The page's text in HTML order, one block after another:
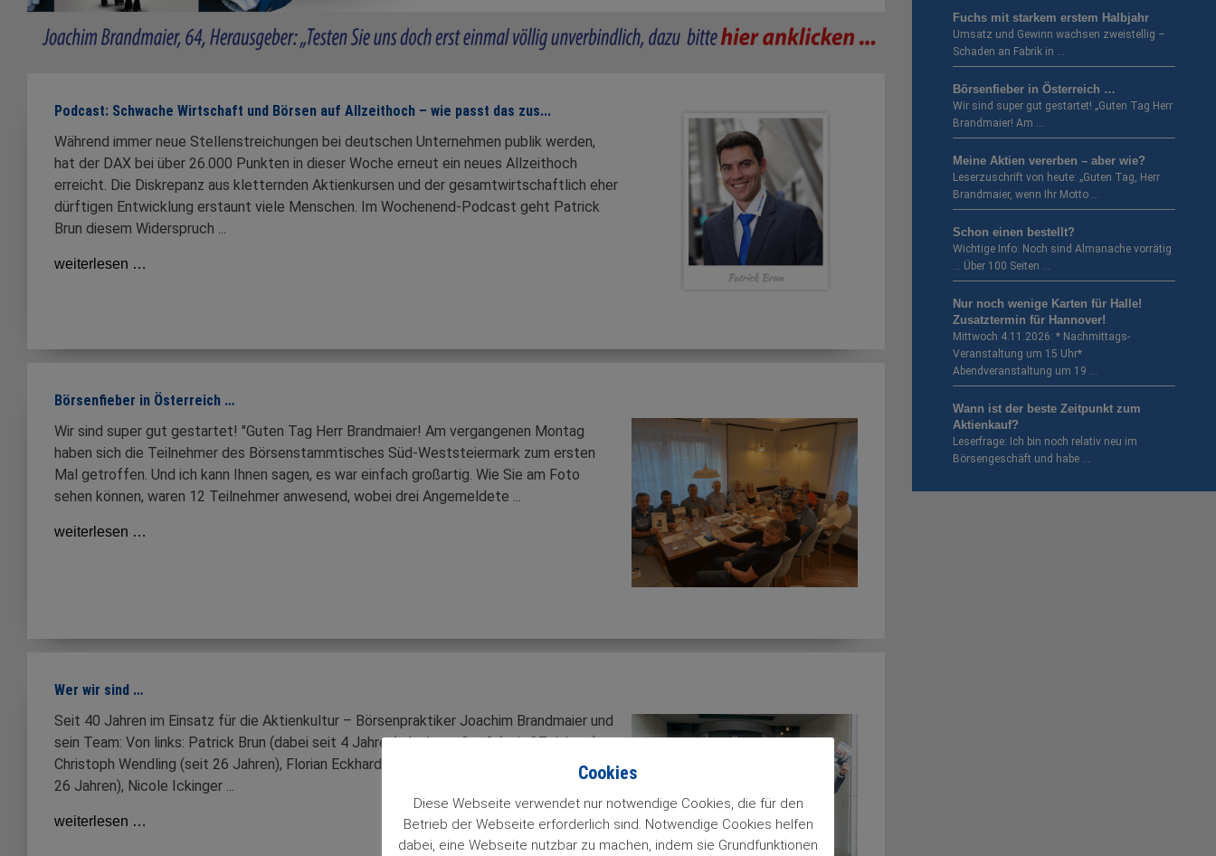
Podcast: Schwache Wirtschaft und Börsen auf Allzeithoch – wie passt das zus...
Während immer neue Stellenstreichungen bei deutschen Unternehmen publik werden,
hat der DAX bei über 26.000 Punkten in dieser Woche erneut ein neues Allzeithoch
erreicht. Die Diskrepanz aus kletternden Aktienkursen und der gesamtwirtschaftlich eher
dürftigen Entwicklung erstaunt viele Menschen. Im Wochenend-Podcast geht Patrick
Brun diesem Widerspruch ...
weiterlesen …
Börsenfieber in Österreich …
Wir sind super gut gestartet! "Guten Tag Herr Brandmaier! Am vergangenen Montag
haben sich die Teilnehmer des Börsenstammtisches Süd-Weststeiermark zum ersten
Mal getroffen. Und ich kann Ihnen sagen, es war einfach großartig. Wie Sie am Foto
sehen können, waren 12 Teilnehmer anwesend, wobei drei Angemeldete ...
weiterlesen …
Wer wir sind …
Seit 40 Jahren im Einsatz für die Aktienkultur – Börsenpraktiker Joachim Brandmaier und
sein Team: Von links: Patrick Brun (dabei seit 4 Jahren), Andreas Gooß (seit 27 Jahren),
Christoph Wendling (seit 26 Jahren), Florian Eckhardt (seit 10 Jahren), Oliver Seibt (seit
26 Jahren), Nicole Ickinger ...
weiterlesen …
Fuchs mit starkem erstem Halbjahr
Umsatz und Gewinn wachsen zweistellig –
Schaden an Fabrik in …
Börsenfieber in Österreich …
Wir sind super gut gestartet! „Guten Tag Herr
Brandmaier! Am …
Meine Aktien vererben – aber wie?
Leserzuschrift von heute: „Guten Tag, Herr
Brandmaier, wenn Ihr Motto …
Schon einen bestellt?
Wichtige Info: Noch sind Almanache vorrätig
… Über 100 Seiten …
Nur noch wenige Karten für Halle!
Zusatztermin für Hannover!
Mittwoch 4.11.2026: * Nachmittags-
Veranstaltung um 15 Uhr*
Abendveranstaltung um 19 …
Wann ist der beste Zeitpunkt zum
Aktienkauf?
Leserfrage: Ich bin noch relativ neu im
Börsengeschäft und habe …
Cookies
Diese Webseite verwendet nur notwendige Cookies, die für den
Betrieb der Webseite erforderlich sind. Notwendige Cookies helfen
dabei, eine Webseite nutzbar zu machen, indem sie Grundfunktionen